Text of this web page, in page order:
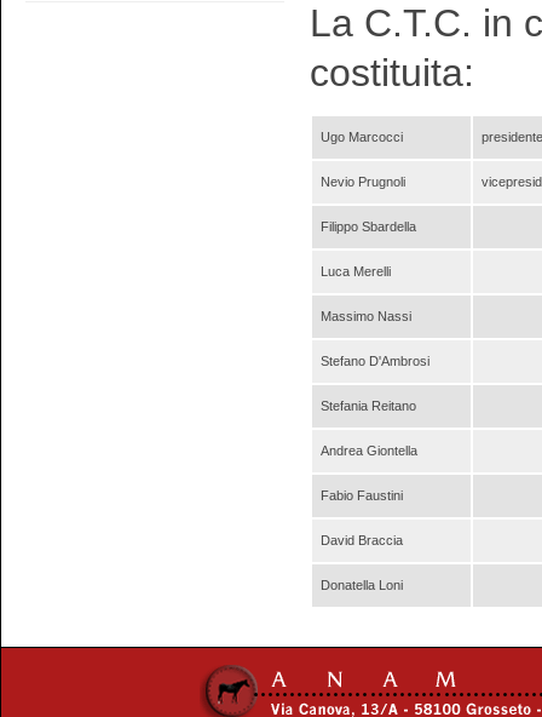
La C.T.C. in
costituita:
Ugo Marcocci presidente
Nevio Prugnoli
Filippo Sbardella
Luca Merelli
Massimo Nassi
Stefano D'Ambrosi
Stefania Reitano
Andrea Giontella
Fabio Faustini
David Braccia
Donatella Loni